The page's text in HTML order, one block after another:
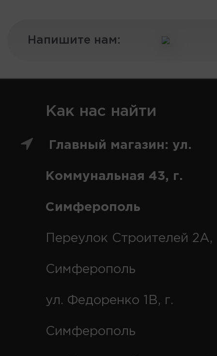
Напишите нам:
Как нас найти
Главный магазин: ул.
Коммунальная 43, г.
Симферополь
Переулок Строителей 2А,
Симферополь
ул. Федоренко 1В, г.
Симферополь